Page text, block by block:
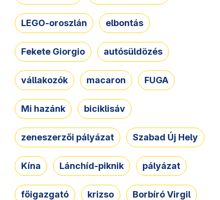
LEGO-oroszlán elbontás
Fekete Giorgio autósüldözés
vállakozók macaron FUGA
Mi hazánk biciklisáv
zeneszerzői pályázat Szabad Új Hely
Kína Lánchíd-piknik pályázat
főigazgató krizso Borbíró Virgil